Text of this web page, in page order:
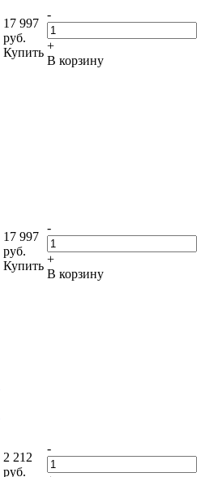
17 997
руб.
Купить
-
+
В корзину
17 997
руб.
Купить
-
+
В корзину
2 212
руб.
-